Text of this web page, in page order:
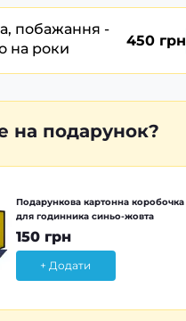
побажання -
на роки
450 грн
на подарунок?
Подарункова картонна коробочка
для годинника синьо-жовта
150 грн
+ Додати